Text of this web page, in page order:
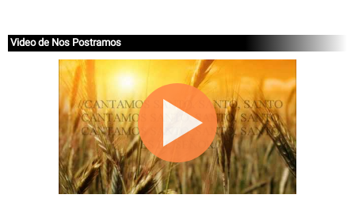
Video de Nos Postramos